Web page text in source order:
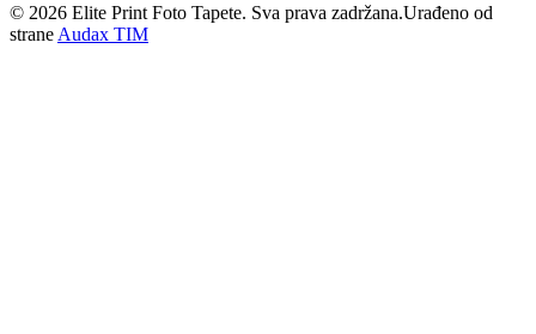
© 2026 Elite Print Foto Tapete. Sva prava zadržana.Urađeno od
strane Audax TIM